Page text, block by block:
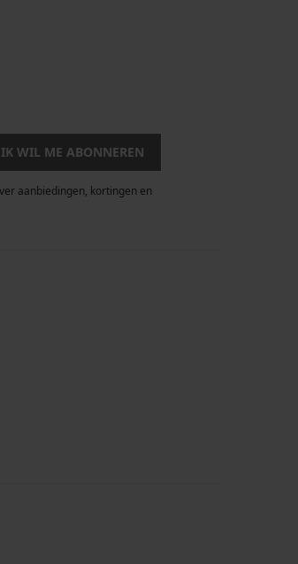
IK WIL ME ABONNEREN
aanbiedingen, kortingen en